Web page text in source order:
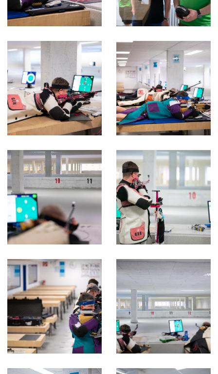
Gottesdienst
Badminton
Basketball
Beachvolleyball
Boule
Darts
Gymnastik-Tanz
Handball
Leichtathletik
Rhönradturnen
Schwimmen
Sportschießen
Tennis
Tischtennis
Turnen
Volleyball
Videos
Service